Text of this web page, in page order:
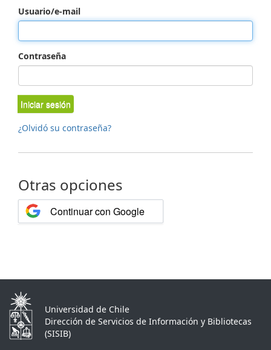
Usuario/e-mail
Contraseña
Iniciar sesión
¿Olvidó su contraseña?
Otras opciones
Continuar con Google
Universidad de Chile
Dirección de Servicios de Información y Bibliotecas
(SISIB)